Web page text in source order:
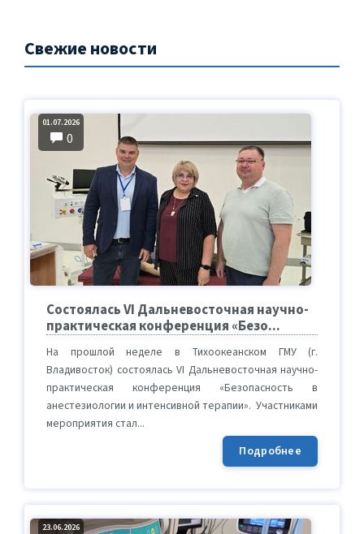
Свежие новости
01.07.2026
0
Состоялась VI Дальневосточная научно-
практическая конференция «Безо...
На прошлой неделе в Тихоокеанском ГМУ (г.
Владивосток) состоялась VI Дальневосточная научно-
практическая конференция «Безопасность в
анестезиологии и интенсивной терапии». Участниками
мероприятия стал...
Подробнее
23.06.2026